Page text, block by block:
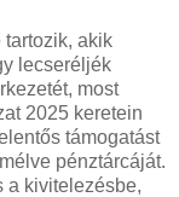
tartozik, akik
lecseréljék
most
2025 keretein
támogatást
pénztárcáját.
a kivitelezésbe,